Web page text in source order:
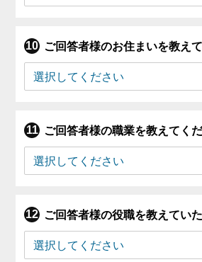
ご回答者様のお住まいを教えて
ご回答者様の職業を教えてくだ
ご回答者様の役職を教えてい